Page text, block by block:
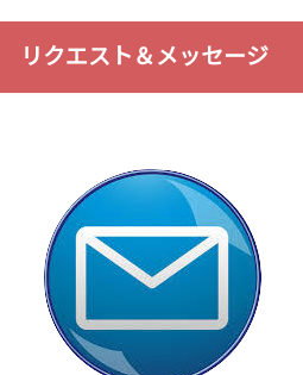
リクエスト＆メッセージ